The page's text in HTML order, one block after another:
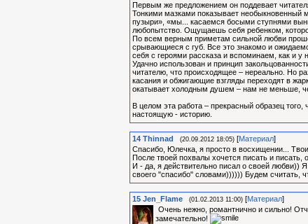
Первым же предложением он поддевает
Тонкими мазками показывает необыкновенный
пузыри», «мы... касаемся босыми ступнями
любопытство. Ощущаешь себя ребенком,
По всем верным приметам сильной любви
срывающиеся с губ. Все это знакомо и
себя с героями рассказа и вспоминаем, как и
Удачно использован и принцип
читателю, что происходящее – нереально. Но
касания и обжигающие взгляды переходят в
окатывает холодным душем – нам не меньше,
В целом эта работа – прекрасный образец
настоящую - историю.
14 Thinnad (20.09.2012 18:05) [Материал]
Спасибо, Юлечка, я просто в восхищении...
После твоей похвалы хочется писать и писать,
И - да, я действительно писал о своей любви))
своего "спасибо" словами)))))) Будем считать,
15 Jen_Flame (01.02.2013 11:00) [Материал]
Очень нежно, романтнично и сильно!
замечательно!